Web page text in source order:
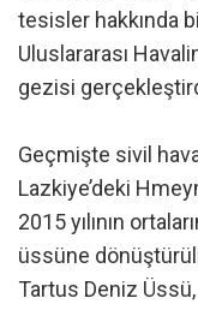
tesisler hakkında
Uluslararası
gezisi
Geçmişte sivil
Lazkiye’deki
2015 yılının
üssüne
Tartus Deniz Üssü,